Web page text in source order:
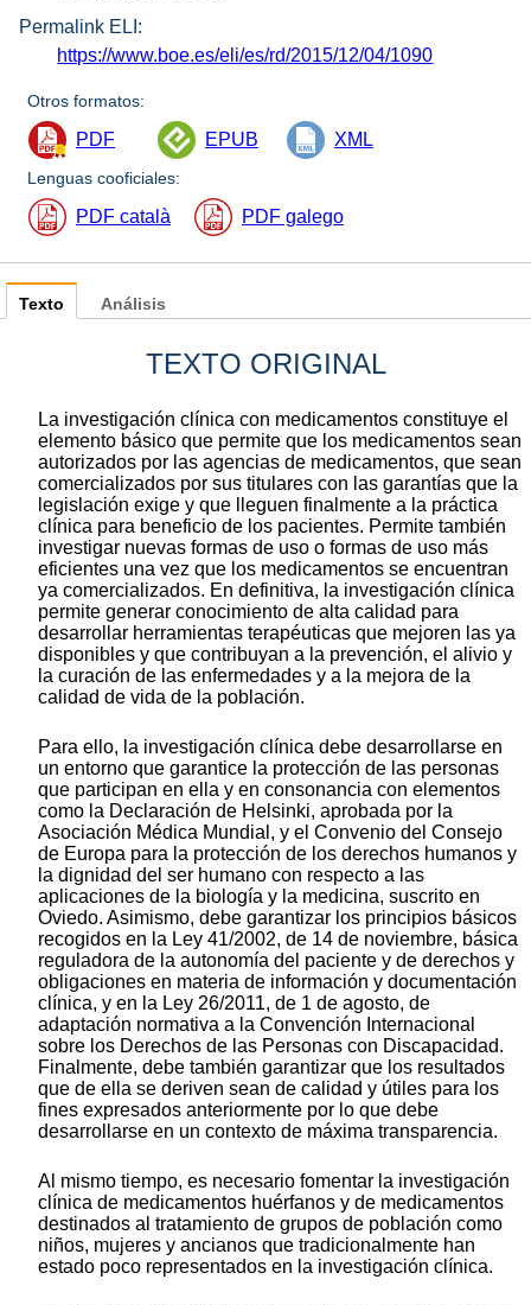
Permalink ELI:
https://www.boe.es/eli/es/rd/2015/12/04/1090
Otros formatos:
PDF EPUB XML
Lenguas cooficiales:
PDF català PDF galego
Texto
TEXTO ORIGINAL
La investigación clínica con medicamentos constituye el
elemento básico que permite que los medicamentos sean
autorizados por las agencias de medicamentos, que sean
comercializados por sus titulares con las garantías que la
legislación exige y que lleguen finalmente a la práctica
clínica para beneficio de los pacientes. Permite también
investigar nuevas formas de uso o formas de uso más
eficientes una vez que los medicamentos se encuentran
ya comercializados. En definitiva, la investigación clínica
permite generar conocimiento de alta calidad para
desarrollar herramientas terapéuticas que mejoren las ya
disponibles y que contribuyan a la prevención, el alivio y
la curación de las enfermedades y a la mejora de la
calidad de vida de la población.
Para ello, la investigación clínica debe desarrollarse en
un entorno que garantice la protección de las personas
que participan en ella y en consonancia con elementos
como la Declaración de Helsinki, aprobada por la
Asociación Médica Mundial, y el Convenio del Consejo
de Europa para la protección de los derechos humanos y
la dignidad del ser humano con respecto a las
aplicaciones de la biología y la medicina, suscrito en
Oviedo. Asimismo, debe garantizar los principios básicos
recogidos en la Ley 41/2002, de 14 de noviembre, básica
reguladora de la autonomía del paciente y de derechos y
obligaciones en materia de información y documentación
clínica, y en la Ley 26/2011, de 1 de agosto, de
adaptación normativa a la Convención Internacional
sobre los Derechos de las Personas con Discapacidad.
Finalmente, debe también garantizar que los resultados
que de ella se deriven sean de calidad y útiles para los
fines expresados anteriormente por lo que debe
desarrollarse en un contexto de máxima transparencia.
Al mismo tiempo, es necesario fomentar la investigación
clínica de medicamentos huérfanos y de medicamentos
destinados al tratamiento de grupos de población como
niños, mujeres y ancianos que tradicionalmente han
estado poco representados en la investigación clínica.
Análisis